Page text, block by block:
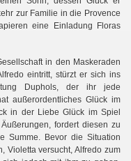
zur Familie in die Provence
eine Einladung Floras
in den Maskeraden
eintritt, stürzt er sich ins
Duphols, der ihr jede
außerordentliches Glück im
in der Liebe Glück im Spiel
fordert diesen zu
Summe. Bevor die Situation
Violetta versucht, Alfredo zum